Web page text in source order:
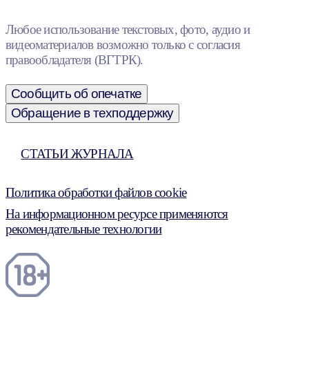
Любое использование текстовых, фото, аудио и
видеоматериалов возможно только с согласия
правообладателя (ВГТРК).
Сообщить об опечатке
Обращение в техподдержку
СТАТЬИ ЖУРНАЛА
Политика обработки файлов cookie
На информационном ресурсе применяются
рекомендательные технологии